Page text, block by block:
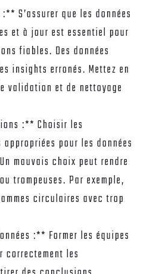
S’assurer que les données
et à jour est essentiel pour
fiables. Des données
insights erronés. Mettez en
validation et de nettoyage
:** Choisir les
pour les données
mauvais choix peut rendre
trompeuses. Par exemple,
circulaires avec trop
:** Former les équipes
correctement les